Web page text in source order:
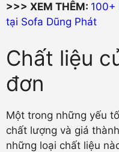
>>> XEM THÊM: 100+
tại Sofa Dũng Phát
Chất liệu
đơn
Một trong những yếu
chất lượng và giá
những loại chất liệu